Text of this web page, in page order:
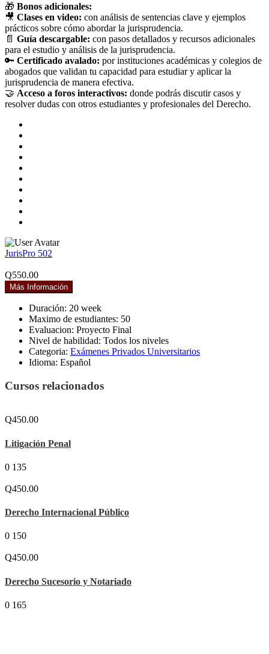
🎁 Bonos adicionales:
🎥 Clases en video: con análisis de sentencias clave y ejemplos
prácticos sobre cómo abordar la jurisprudencia.
📄 Guía descargable: con pasos detallados y recursos adicionales
para el estudio y análisis de la jurisprudencia.
🔑 Certificado avalado: por instituciones académicas y colegios de
abogados que validan tu capacidad para estudiar y aplicar la
jurisprudencia de manera efectiva.
🤝 Acceso a foros interactivos: donde podrás discutir casos y
resolver dudas con otros estudiantes y profesionales del Derecho.
JurisPro 502
Q550.00
Más Información
Duración: 20 week
Maximo de estudiantes: 50
Evaluacion: Proyecto Final
Nivel de habilidad: Todos los niveles
Categoria: Exámenes Privados Universitarios
Idioma: Español
Cursos relacionados
Q450.00
Litigación Penal
0 135
Q450.00
Derecho Internacional Público
0 150
Q450.00
Derecho Sucesorio y Notariado
0 165